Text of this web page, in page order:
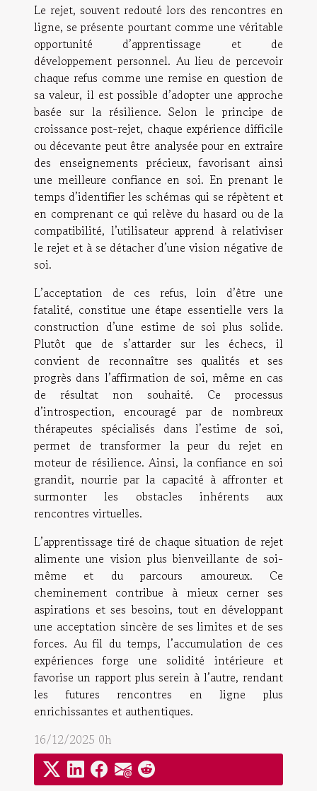
Le rejet, souvent redouté lors des rencontres en
ligne, se présente pourtant comme une véritable
opportunité d’apprentissage et de
développement personnel. Au lieu de percevoir
chaque refus comme une remise en question de
sa valeur, il est possible d’adopter une approche
basée sur la résilience. Selon le principe de
croissance post-rejet, chaque expérience difficile
ou décevante peut être analysée pour en extraire
des enseignements précieux, favorisant ainsi
une meilleure confiance en soi. En prenant le
temps d’identifier les schémas qui se répètent et
en comprenant ce qui relève du hasard ou de la
compatibilité, l’utilisateur apprend à relativiser
le rejet et à se détacher d’une vision négative de
soi.
L’acceptation de ces refus, loin d’être une
fatalité, constitue une étape essentielle vers la
construction d’une estime de soi plus solide.
Plutôt que de s’attarder sur les échecs, il
convient de reconnaître ses qualités et ses
progrès dans l’affirmation de soi, même en cas
de résultat non souhaité. Ce processus
d’introspection, encouragé par de nombreux
thérapeutes spécialisés dans l’estime de soi,
permet de transformer la peur du rejet en
moteur de résilience. Ainsi, la confiance en soi
grandit, nourrie par la capacité à affronter et
surmonter les obstacles inhérents aux
rencontres virtuelles.
L’apprentissage tiré de chaque situation de rejet
alimente une vision plus bienveillante de soi-
même et du parcours amoureux. Ce
cheminement contribue à mieux cerner ses
aspirations et ses besoins, tout en développant
une acceptation sincère de ses limites et de ses
forces. Au fil du temps, l’accumulation de ces
expériences forge une solidité intérieure et
favorise un rapport plus serein à l’autre, rendant
les futures rencontres en ligne plus
enrichissantes et authentiques.
16/12/2025 0h